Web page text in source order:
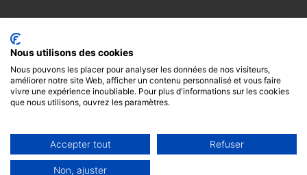
Copyright
© 2024 -
GODOT &
Mentions
Nous utilisons des cookies
Nous pouvons les placer pour analyser les données de nos visiteurs,
améliorer notre site Web, afficher un contenu personnalisé et vous faire
vivre une expérience inoubliable. Pour plus d'informations sur les cookies
que nous utilisons, ouvrez les paramètres.
Accepter tout Refuser
Non, ajuster